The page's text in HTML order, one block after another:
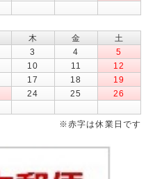
木 金
土
3 4
5
10 11
12
17 18
19
24 25
26
※赤字は休業日です